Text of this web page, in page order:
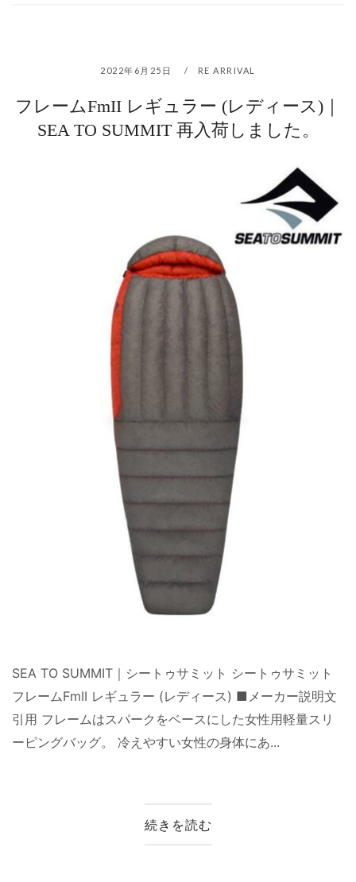
2022年6月25日 RE ARRIVAL
フレームFmII レギュラー (レディース)｜
SEA TO SUMMIT 再入荷しました。
SEA TO SUMMIT｜シートゥサミット シートゥサミット
フレームFmII レギュラー (レディース) ■メーカー説明文
引用 フレームはスパークをベースにした女性用軽量スリ
ーピングバッグ。 冷えやすい女性の身体にあ...
続きを読む